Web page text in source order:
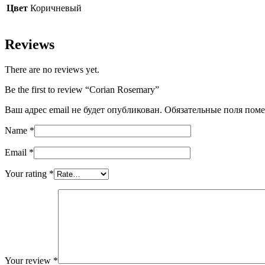
Цвет Коричневый
Reviews
There are no reviews yet.
Be the first to review “Corian Rosemary”
Ваш адрес email не будет опубликован. Обязательные поля
Name *
Email *
Your rating *
Your review *